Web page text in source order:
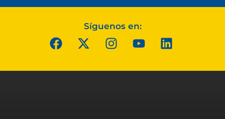
Síguenos en: